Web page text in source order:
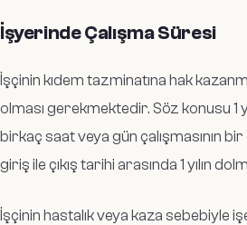
İşyerinde Çalışma Süresi
İşçinin kıdem tazminatına hak
olması gerekmektedir. Söz konusu 1
birkaç saat veya gün çalışmasının
giriş ile çıkış tarihi arasında 1 yılın
İşçinin hastalık veya kaza sebebiyle